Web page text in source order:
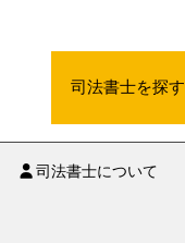
司法書士を探す
司法書士について